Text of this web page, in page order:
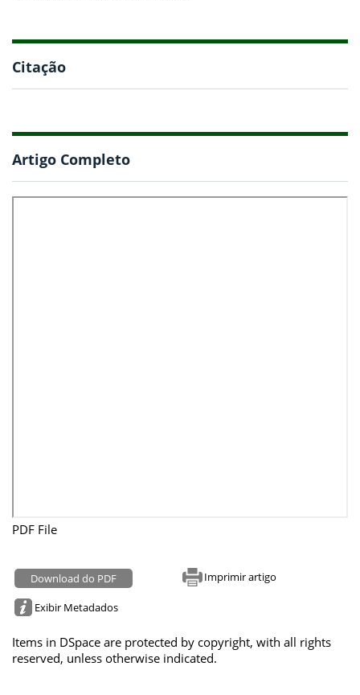
Citação
Artigo Completo
PDF File
Download do PDF Imprimir artigo
Exibir Metadados
Items in DSpace are protected by copyright, with all rights
reserved, unless otherwise indicated.